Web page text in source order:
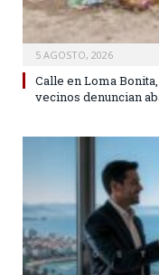
5 AGOSTO, 2026
Calle en Loma
vecinos denuncian